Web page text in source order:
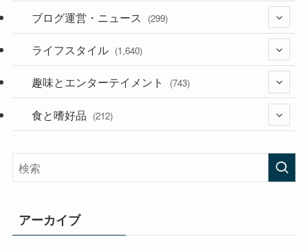
(36)
(187)
ブログ運営・ニュース (299)
(118)
(181)
ライフスタイル (1,640)
(395)
(282)
(33)
趣味とエンターテイメント (743)
(56)
食と嗜好品 (212)
アーカイブ